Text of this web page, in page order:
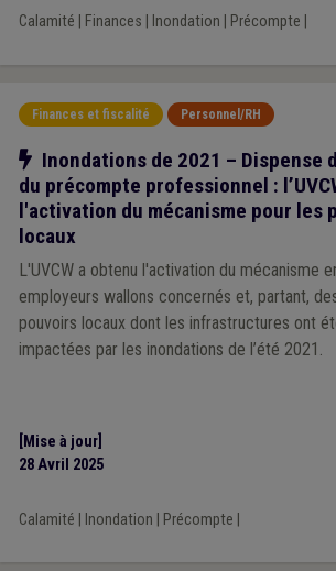
Calamité Finances Inondation Précompte
Finances et fiscalité Personnel/RH
Notre action
Inondations de 2021 – Dispense
du précompte professionnel :
l'activation du mécanisme pour les
locaux
L'UVCW a obtenu l'activation du mécanisme
employeurs wallons concernés et, partant,
pouvoirs locaux dont les infrastructures ont
impactées par les inondations de l’été 2021.
[Mise à jour]
28 Avril 2025
Calamité Inondation Précompte